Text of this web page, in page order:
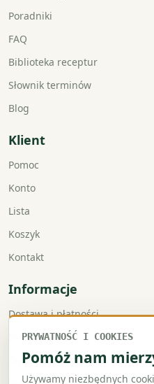
Poradniki
FAQ
Biblioteka receptur
Słownik terminów
Blog
Klient
Pomoc
Konto
Lista
Koszyk
Kontakt
Informacje
Dostawa i płatności
Faktury VAT
Zwroty i reklamacje
PRYWATNOŚĆ I COOKIES
Pomóż nam
Używamy niezbędnych